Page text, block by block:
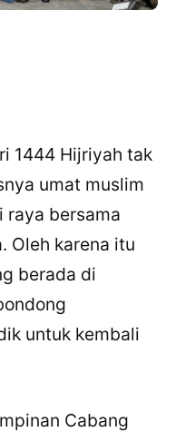
1444 Hijriyah tak
umat muslim
raya bersama
Oleh karena itu
berada di
untuk kembali
Cabang